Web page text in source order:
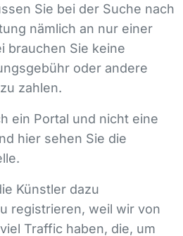
Sie bei der Suche nach
nämlich an nur einer
brauchen Sie keine
oder andere
zahlen.
ein Portal und nicht eine
hier sehen Sie die
Künstler dazu
registrieren, weil wir von
Traffic haben, die, um